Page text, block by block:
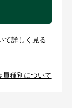
て詳しく見る
員種別について